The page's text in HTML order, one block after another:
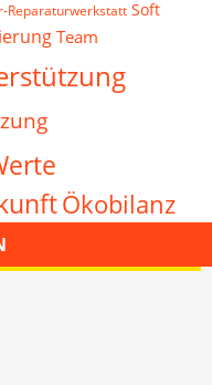
Reparaturwerkstatt Soft
Team
Ökobilanz